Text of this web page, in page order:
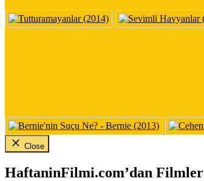
Close
HaftaninFilmi.com’dan Filmler